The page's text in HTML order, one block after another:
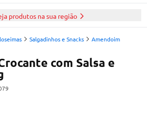
produtos na sua região
Salgadinhos e Snacks Amendoim
com Salsa e